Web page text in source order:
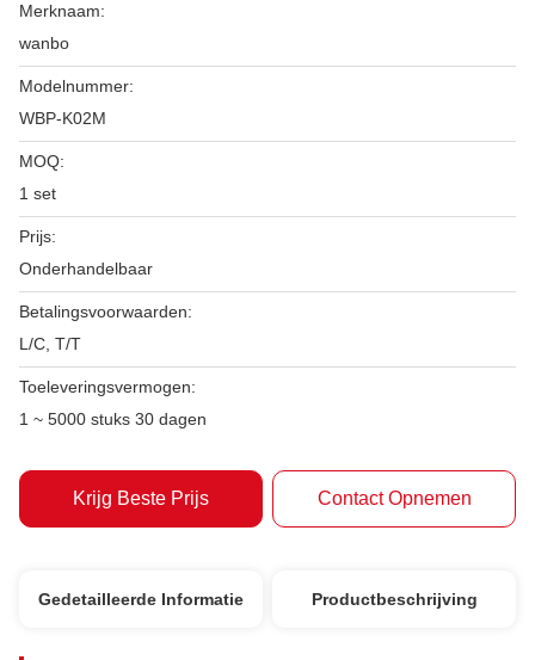
Merknaam:
wanbo
Modelnummer:
WBP-K02M
MOQ:
1 set
Prijs:
Onderhandelbaar
Betalingsvoorwaarden:
L/C, T/T
Toeleveringsvermogen:
1 ~ 5000 stuks 30 dagen
Krijg Beste Prijs Contact Opnemen
Gedetailleerde Informatie Productbeschrijving